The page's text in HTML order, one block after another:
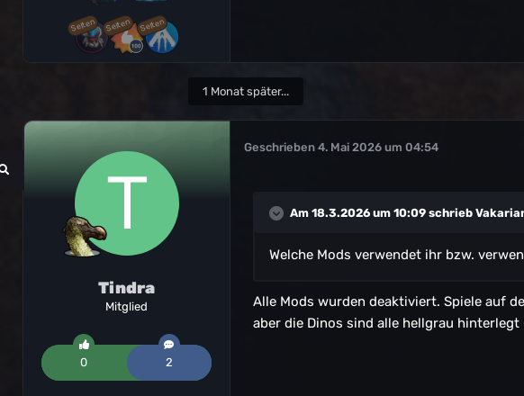
Selten Selten Selten
1 Monat später...
Tindra
Mitglied
0 2
Geschrieben 4. Mai 2026 um 04:54
Am 18.3.2026 um 10:09 schrieb
Welche Mods verwendet ihr bzw.
Alle Mods wurden deaktiviert. Spiele auf
aber die Dinos sind alle hellgrau